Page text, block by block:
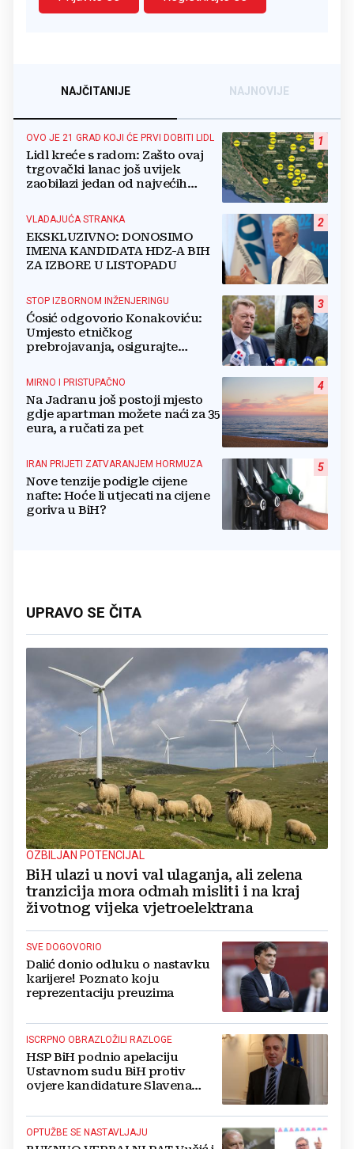
NAJČITANIJE NAJNOVIJE
1
OVO JE 21 GRAD KOJI ĆE PRVI DOBITI LIDL
Lidl kreće s radom: Zašto ovaj
trgovački lanac još uvijek
zaobilazi jedan od najvećih
2
VLADAJUĆA STRANKA
EKSKLUZIVNO: DONOSIMO
IMENA KANDIDATA HDZ-A BIH
ZA IZBORE U LISTOPADU
3
STOP IZBORNOM INŽENJERINGU
Ćosić odgovorio Konakoviću:
Umjesto etničkog
prebrojavanja, osigurajte
4
MIRNO I PRISTUPAČNO
Na Jadranu još postoji mjesto
gdje apartman možete naći za 35
eura, a ručati za pet
5
IRAN PRIJETI ZATVARANJEM HORMUZA
Nove tenzije podigle cijene
nafte: Hoće li utjecati na cijene
goriva u BiH?
UPRAVO SE ČITA
OZBILJAN POTENCIJAL
BiH ulazi u novi val ulaganja, ali zelena
tranzicija mora odmah misliti i na kraj
životnog vijeka vjetroelektrana
SVE DOGOVORIO
Dalić donio odluku o nastavku
karijere! Poznato koju
reprezentaciju preuzima
ISCRPNO OBRAZLOŽILI RAZLOGE
HSP BiH podnio apelaciju
Ustavnom sudu BiH protiv
ovjere kandidature Slavena
OPTUŽBE SE NASTAVLJAJU